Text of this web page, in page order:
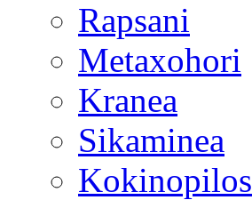
Rapsani
Metaxohori
Kranea
Sikaminea
Kokinopilos